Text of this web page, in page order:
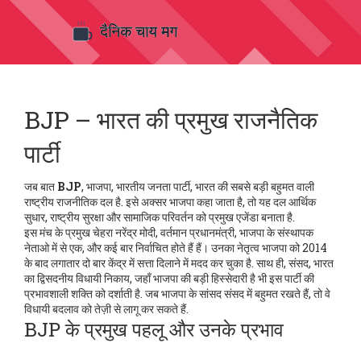
BJP – भारत की प्रमुख राजनैतिक
पार्टी
जब बात BJP, भाजपा, भारतीय जनता पार्टी, भारत की सबसे बड़ी बहुमत वाली
राष्ट्रीय राजनीतिक दल है. इसे अक्सरभाजपाकहा जाता है, तो यह दल आर्थिक
सुधार, राष्ट्रीय सुरक्षा और सामाजिक परिवर्तन को प्रमुख एजेंडा बनाता है.
इस मंच के प्रमुख चेहरानरेंद्र मोदी, वर्तमान प्रधानमंत्री, भाजपा के संस्थापक
नेताओ में से एक, और कई बार निर्वाचित होते हैंहैं। उनका नेतृत्व भाजपा को 2014
के बाद लगातार दो बार केंद्र में सत्ता दिलाने में मदद कर चुका है. साथ ही, संसद, भारत
का द्विसदनीय विधायी निकाय, जहाँ भाजपा की बड़ी हिस्सेदारी हैभी इस पार्टी की
प्रभावशाली शक्ति को दर्शाती है. जब भाजपा के सांसद संसद में बहुमत रखते हैं, तो वे
विधायी बदलाव को तेज़ी से लागू कर सकते हैं.
BJP के प्रमुख पहलू और उनके प्रभाव